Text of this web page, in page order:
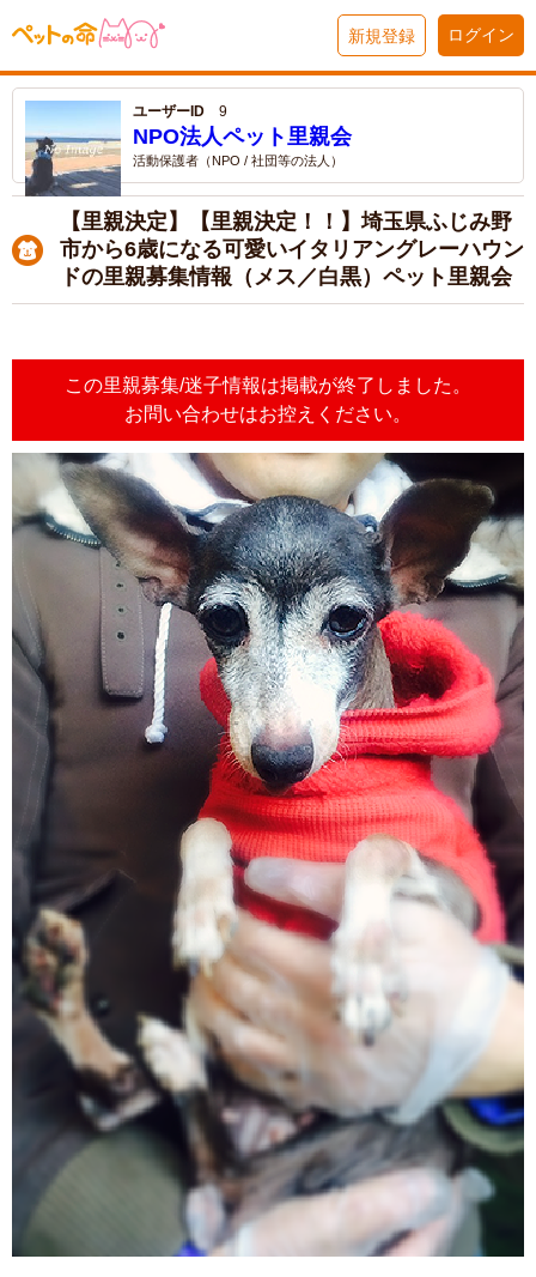
新規登録 ログイン
ユーザーID 9
NPO法人ペット里親会
活動保護者（NPO / 社団等の法人）
【里親決定】【里親決定！！】埼玉県ふじみ野
市から6歳になる可愛いイタリアングレーハウン
ドの里親募集情報（メス／白黒）ペット里親会
この里親募集/迷子情報は掲載が終了しました。
お問い合わせはお控えください。